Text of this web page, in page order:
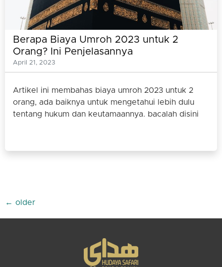
Berapa Biaya Umroh 2023 untuk 2
Orang? Ini Penjelasannya
April 21, 2023
Artikel ini membahas biaya umroh 2023 untuk 2
orang, ada baiknya untuk mengetahui lebih dulu
tentang hukum dan keutamaannya. bacalah disini
← older